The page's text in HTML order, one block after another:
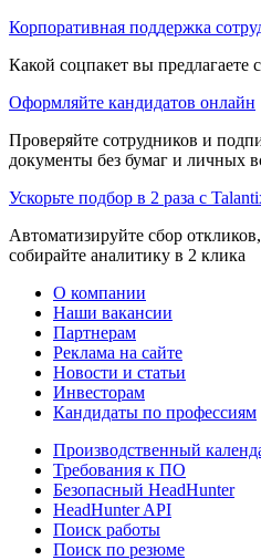
Корпоративная поддержка
Какой соцпакет вы предлагаете
Оформляйте кандидатов онлайн
Проверяйте сотрудников и
документы без бумаг и личных
Ускорьте подбор в 2 раза с
Автоматизируйте сбор
собирайте аналитику в 2 клика
О компании
Наши вакансии
Партнерам
Реклама на сайте
Новости и статьи
Инвесторам
Кандидаты по профессиям
Производственный
Требования к ПО
Безопасный HeadHunter
HeadHunter API
Поиск работы
Поиск по резюме